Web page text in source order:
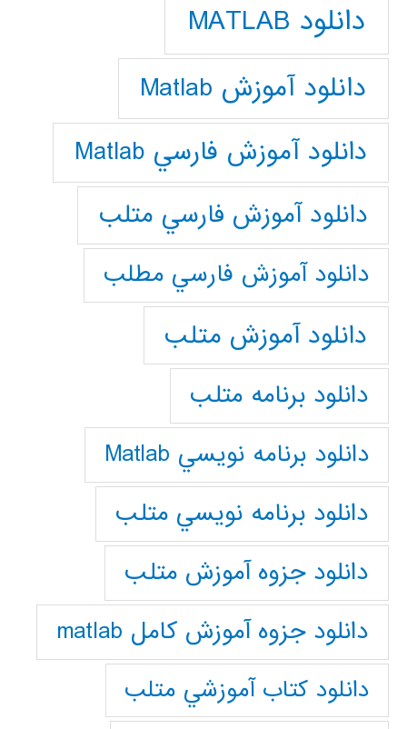
دانلود MATLAB
دانلود آموزش Matlab
دانلود آموزش فارسي Matlab
دانلود آموزش فارسي متلب
دانلود آموزش فارسي مطلب
دانلود آموزش متلب
دانلود برنامه متلب
دانلود برنامه نويسي Matlab
دانلود برنامه نويسي متلب
دانلود جزوه آموزش متلب
دانلود جزوه آموزش کامل matlab
دانلود كتاب آموزشي متلب